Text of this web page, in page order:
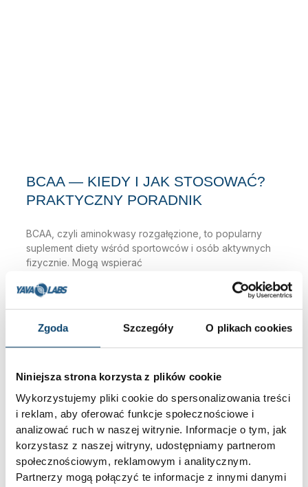
Zgoda Szczegóły O plikach cookies
Niniejsza strona korzysta z plików cookie
Wykorzystujemy pliki cookie do spersonalizowania treści
i reklam, aby oferować funkcje społecznościowe i
analizować ruch w naszej witrynie. Informacje o tym, jak
korzystasz z naszej witryny, udostępniamy partnerom
społecznościowym, reklamowym i analitycznym.
Partnerzy mogą połączyć te informacje z innymi danymi
BCAA — KIEDY I JAK STOSOWAĆ?
PRAKTYCZNY PORADNIK
BCAA, czyli aminokwasy rozgałęzione, to popularny
suplement diety wśród sportowców i osób aktywnych
fizycznie. Mogą wspierać